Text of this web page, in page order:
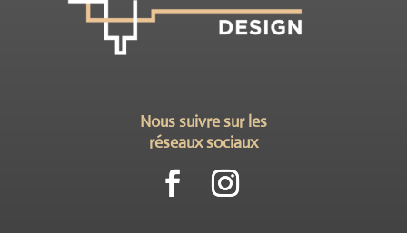
Nous suivre sur les
réseaux sociaux